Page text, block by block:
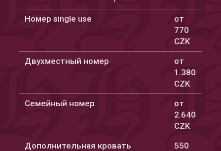
Номер single use
от
770
CZK
Двухместный номер
от
1.380
CZK
Семейный номер
от
2.640
CZK
Дополнительная кровать
550